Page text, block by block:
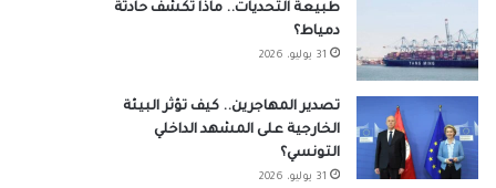
طبيعة التحديات.. ماذا تكشف حادثة
دمياط؟
31 يوليو، 2026
تصدير المهاجرين.. كيف تؤثر البيئة
الخارجية على المشهد الداخلي
التونسي؟
31 يوليو، 2026